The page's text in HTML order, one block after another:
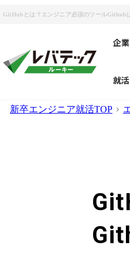
GitHubとは？エンジニア必須のツールGithub
企
就
新卒エンジニア就活TOP